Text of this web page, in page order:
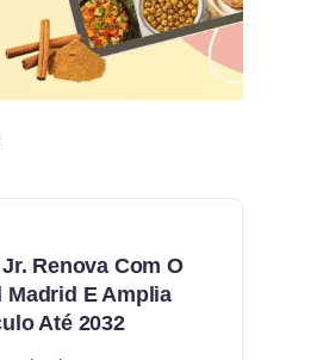
Renova Com O
Madrid E Amplia
Até 2032